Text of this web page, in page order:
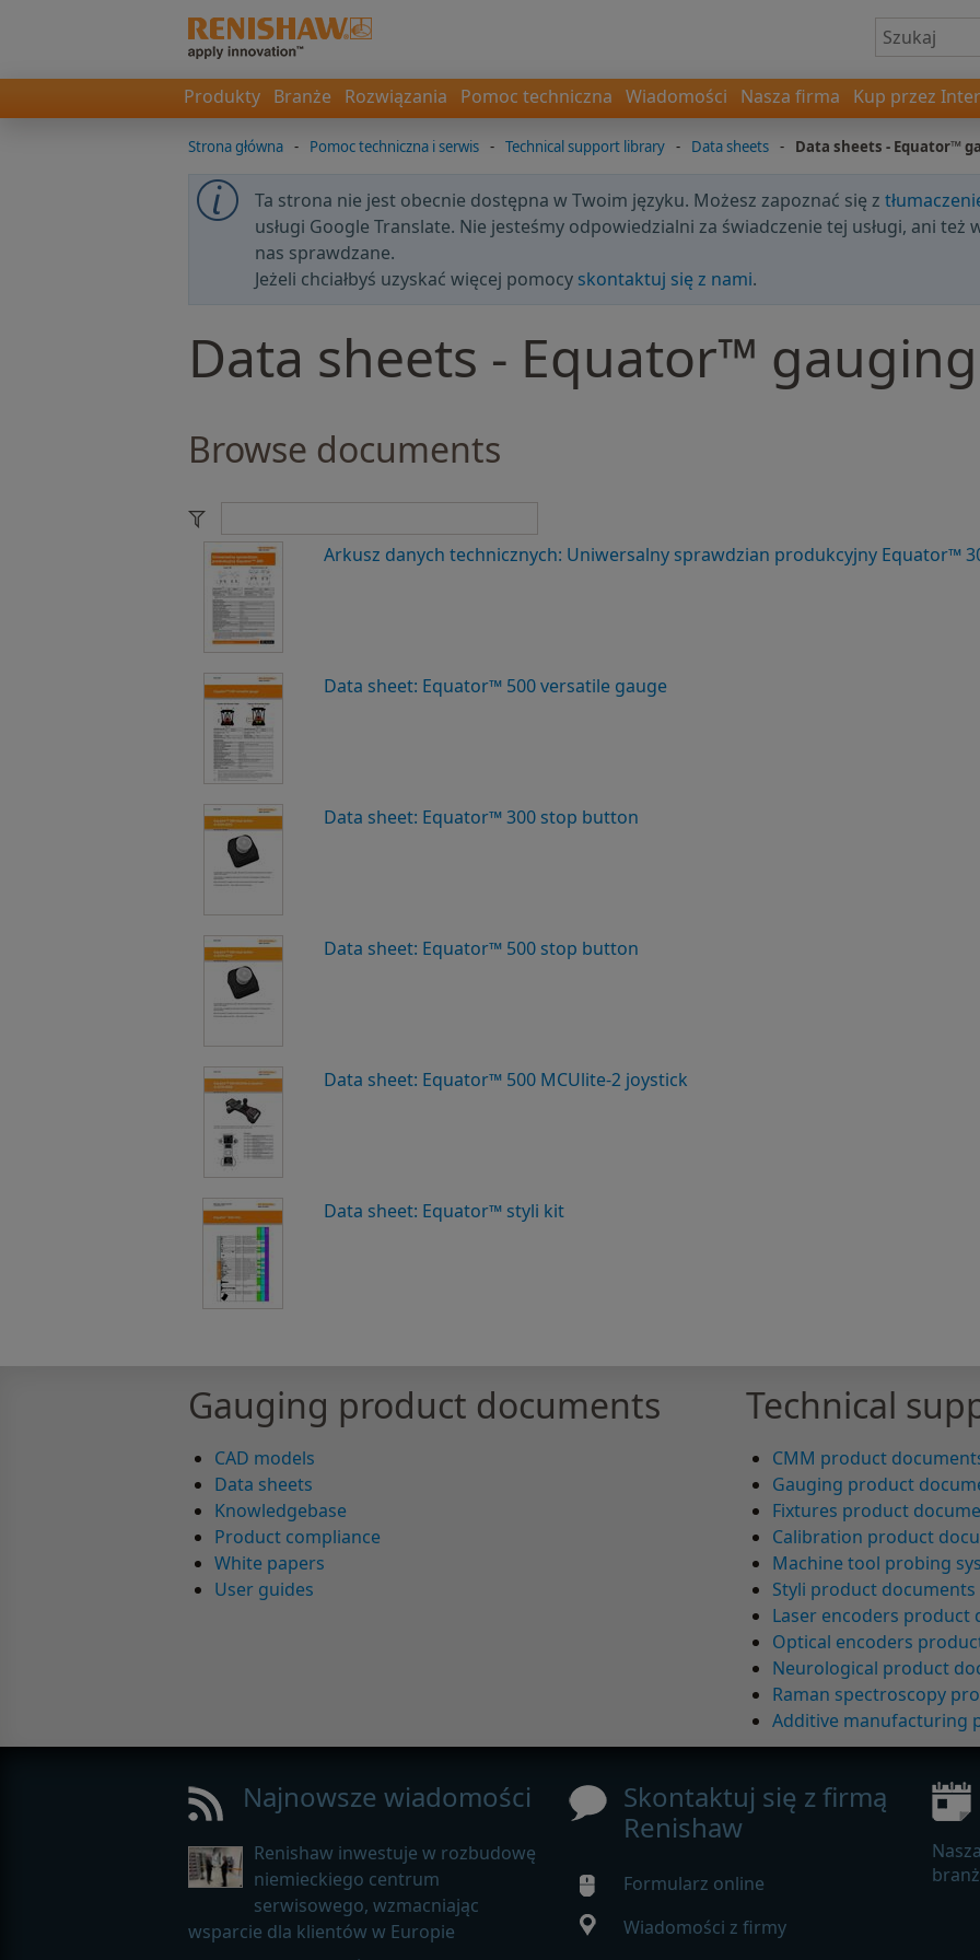
Produkty Branże Rozwiązania Pomoc techniczna Wiadomości Nasza firma Kup przez
Strona główna - Pomoc techniczna i serwis - Technical support library - Data sheets - Data sheets - Equator™
Ta strona nie jest obecnie dostępna w Twoim języku. Możesz zapoznać się z
usługi Google Translate. Nie jesteśmy odpowiedzialni za świadczenie tej usługi, ani też
nas sprawdzane.
Jeżeli chciałbyś uzyskać więcej pomocy skontaktuj się z nami.
Data sheets - Equator™
Browse documents
Arkusz danych technicznych: Uniwersalny sprawdzian produkcyjny Equator™
Data sheet: Equator™ 500 versatile gauge
Data sheet: Equator™ 300 stop button
Data sheet: Equator™ 500 stop button
Data sheet: Equator™ 500 MCUlite-2 joystick
Data sheet: Equator™ styli kit
Gauging product documents
CAD models
Data sheets
Knowledgebase
Product compliance
White papers
User guides
Technical
CMM product
Gauging product
Fixtures product
Calibration product
Machine tool probing
Styli product documents
Laser encoders product
Optical encoders
Neurological product
Raman spectroscopy
Additive manufacturing
Najnowsze wiadomości
Renishaw inwestuje w rozbudowę
niemieckiego centrum
serwisowego, wzmacniając
wsparcie dla klientów w Europie
Skontaktuj się z firmą
Renishaw
Formularz online
Wiadomości z firmy